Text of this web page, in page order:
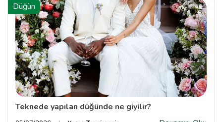
Düğün
Teknede yapılan düğünde ne giyilir?